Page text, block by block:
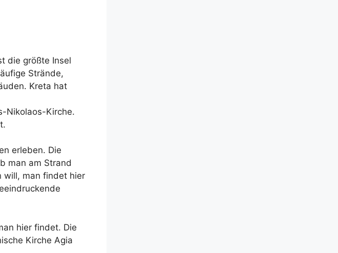
die größte Insel
Strände,
Kreta hat
Nikolaos-Kirche.
erleben. Die
man am Strand
will, man findet hier
hier findet. Die
Kirche Agia